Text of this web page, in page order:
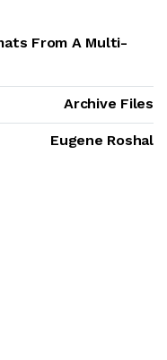
From A Multi-
Archive Files
Eugene Roshal